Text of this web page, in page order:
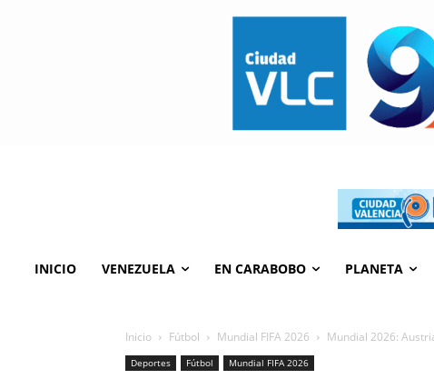
INICIO VENEZUELA EN CARABOBO PLANETA
Inicio Fútbol Mundial FIFA 2026 Mundial 2026:
Deportes Fútbol Mundial FIFA 2026